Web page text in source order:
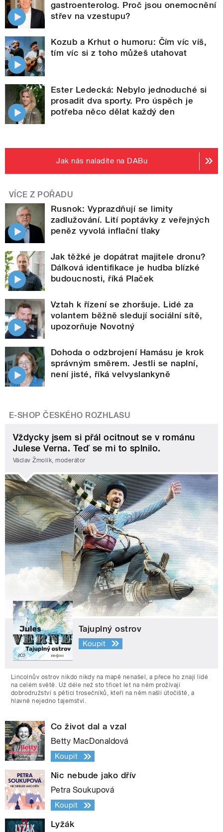
gastroenterolog. Proč jsou onemocnění
střev na vzestupu?
Kozub a Krhut o humoru: Čím víc víš,
tím víc si z toho můžeš utahovat
Ester Ledecká: Nebylo jednoduché si
prosadit dva sporty. Pro úspěch je
potřeba něco dělat každý den
Jak nás naladíte na DABu
VÍCE Z POŘADU
Rusnok: Vyprazdňují se limity
zadlužování. Lití poptávky z veřejných
peněz vyvolá inflační tlaky
Jak těžké je dopátrat majitele dronu?
Dálková identifikace je hudba blízké
budoucnosti, říká Plaček
Vztah k řízení se zhoršuje. Lidé za
volantem běžně sledují sociální sítě,
upozorňuje Novotný
Dohoda o odzbrojení Hamásu je krok
správným směrem. Jestli se naplní,
není jisté, říká velvyslankyně
E-SHOP ČESKÉHO ROZHLASU
Vždycky jsem si přál ocitnout se v románu
Julese Verna. Teď se mi to splnilo.
Václav Žmolík, moderátor
Tajuplný ostrov
Koupit
Lincolnův ostrov nikdo nikdy na mapě nenašel, a přece ho znají lidé
na celém světě. Už déle než sto třicet let na něm prožívají
dobrodružství s pěticí trosečníků, kteří na něm našli útočiště, a
hlavně nejedno tajemství.
Co život dal a vzal
Betty MacDonaldová
Koupit
Nic nebude jako dřív
Petra Soukupová
Koupit
Lyžák